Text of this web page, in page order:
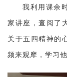
我利用课余
家讲座，查阅了
关于五四精神的
频来观摩，学习